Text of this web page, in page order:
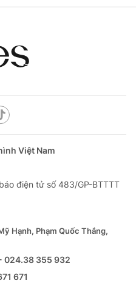
Việt Nam
điện tử số 483/GP-BTTTT
Hạnh, Phạm Quốc Thắng,
024.38 355 932
671